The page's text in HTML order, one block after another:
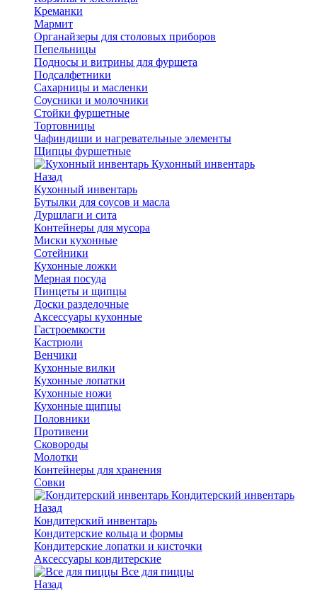
Креманки
Мармит
Органайзеры для столовых приборов
Пепельницы
Подносы и витрины для фуршета
Подсалфетники
Сахарницы и масленки
Соусники и молочники
Стойки фуршетные
Тортовницы
Чафиндиши и нагревательные элементы
Щипцы фуршетные
Кухонный инвентарь
Назад
Кухонный инвентарь
Бутылки для соусов и масла
Дуршлаги и сита
Контейнеры для мусора
Миски кухонные
Сотейники
Кухонные ложки
Мерная посуда
Пинцеты и щипцы
Доски разделочные
Аксессуары кухонные
Гастроемкости
Кастрюли
Венчики
Кухонные вилки
Кухонные лопатки
Кухонные ножи
Кухонные щипцы
Половники
Противени
Сковороды
Молотки
Контейнеры для хранения
Совки
Кондитерский инвентарь
Назад
Кондитерский инвентарь
Кондитерские кольца и формы
Кондитерские лопатки и кисточки
Аксессуары кондитерские
Все для пиццы
Назад